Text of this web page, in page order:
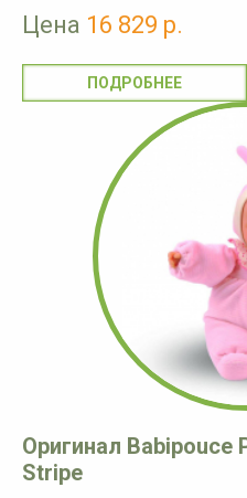
Цена 16 829 р.
ПОДРОБНЕЕ
Оригинал Babipouce
Stripe